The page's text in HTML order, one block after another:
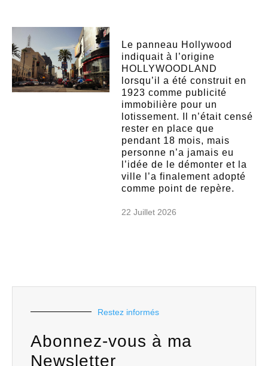
Le panneau Hollywood
indiquait à l’origine
HOLLYWOODLAND
lorsqu’il a été construit en
1923 comme publicité
immobilière pour un
lotissement. Il n’était censé
rester en place que
pendant 18 mois, mais
personne n’a jamais eu
l’idée de le démonter et la
ville l’a finalement adopté
comme point de repère.
22 Juillet 2026
Restez informés
Abonnez-vous à ma
Newsletter